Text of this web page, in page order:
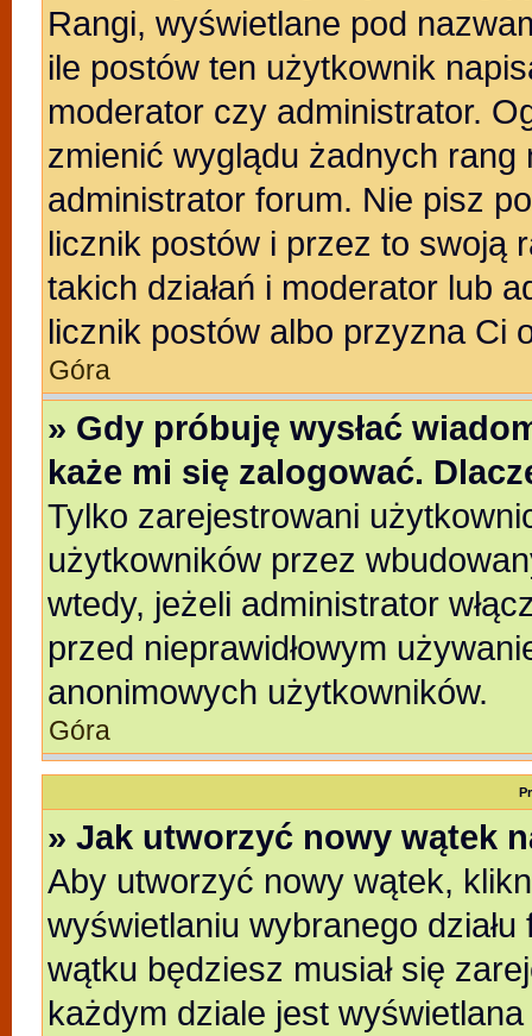
Rangi, wyświetlane pod
ile postów ten użytkownik
moderator czy administrator.
zmienić wyglądu żadnych
administrator forum. Nie pisz
licznik postów i przez to swoją
takich działań i moderator lub
licznik postów albo przyzna Ci
Góra
» Gdy próbuję wysłać
każe mi się zalogować.
Tylko zarejestrowani
użytkowników przez
wtedy, jeżeli administrator
przed nieprawidłowym
anonimowych użytkowników.
Góra
» Jak utworzyć nowy wątek
Aby utworzyć nowy wątek,
wyświetlaniu wybranego
wątku będziesz musiał się
każdym dziale jest